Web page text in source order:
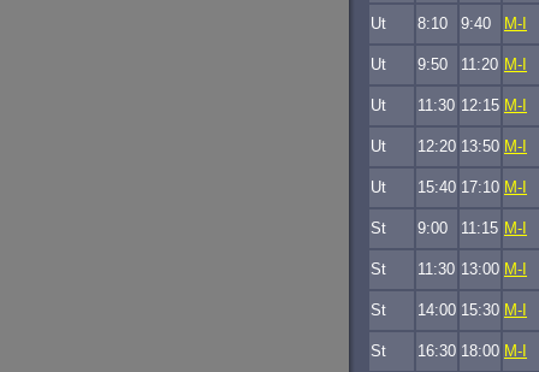
Ut 8:10 9:40 M-I
Ut 9:50 11:20 M-I
Ut 11:30 12:15 M-I
Ut 12:20 13:50 M-I
Ut 15:40 17:10 M-I
St 9:00 11:15 M-I
St 11:30 13:00 M-I
St 14:00 15:30 M-I
St 16:30 18:00 M-I